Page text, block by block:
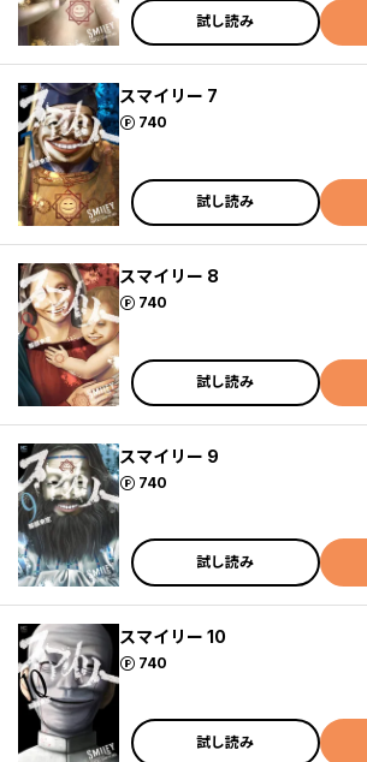
試し読み
スマイリー 7
740
ポイント
試し読み
スマイリー 8
740
ポイント
試し読み
スマイリー 9
740
ポイント
試し読み
スマイリー 10
740
ポイント
試し読み